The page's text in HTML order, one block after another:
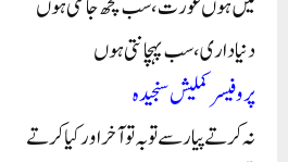
میں ہوں عورت، سب کچھ جانتی ہوں
دنیا داری، سب پہچانتی ہوں
پروفیسر کملیش سنجیدہ
نہ کرتے پیار سے توبہ تو آخر اور کیا کرتے